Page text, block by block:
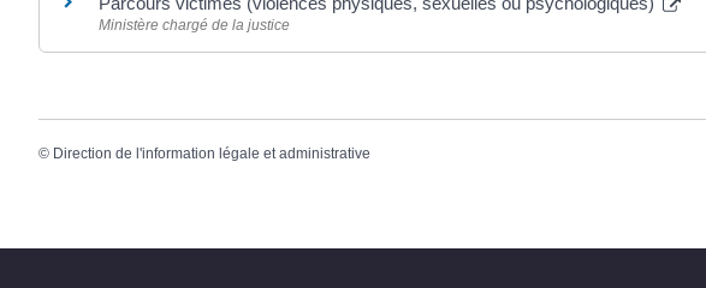
Ministère chargé de la justice
© Direction de l'information légale et administrative